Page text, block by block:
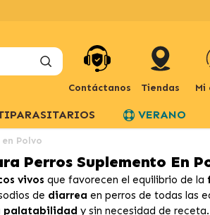
Contáctanos Tiendas Mi
VERANO
Polvo
Perros Suplemento En
vivos que favorecen el equilibrio de la
de diarrea en perros de todas las
palatabilidad y sin necesidad de receta.